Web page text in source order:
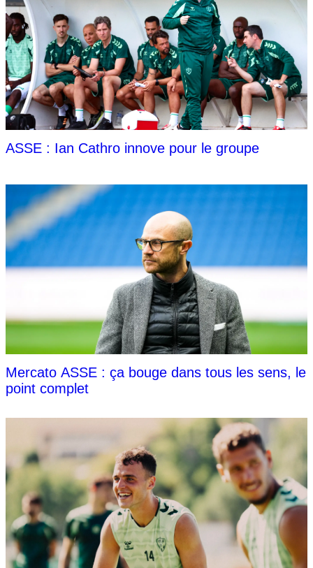
ASSE : Ian Cathro innove pour le groupe
Mercato ASSE : ça bouge dans tous les sens, le
point complet